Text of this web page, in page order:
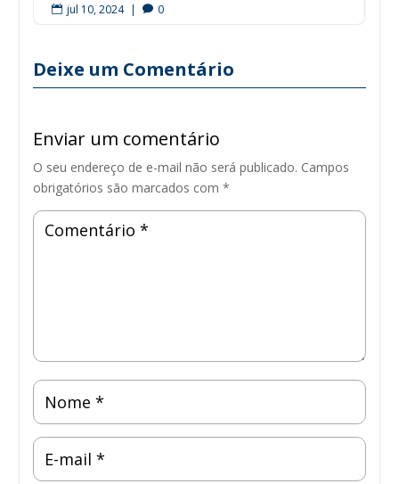
 jul 10, 2024 |  0
Deixe um Comentário
Enviar um comentário
O seu endereço de e-mail não será publicado. Campos
obrigatórios são marcados com*